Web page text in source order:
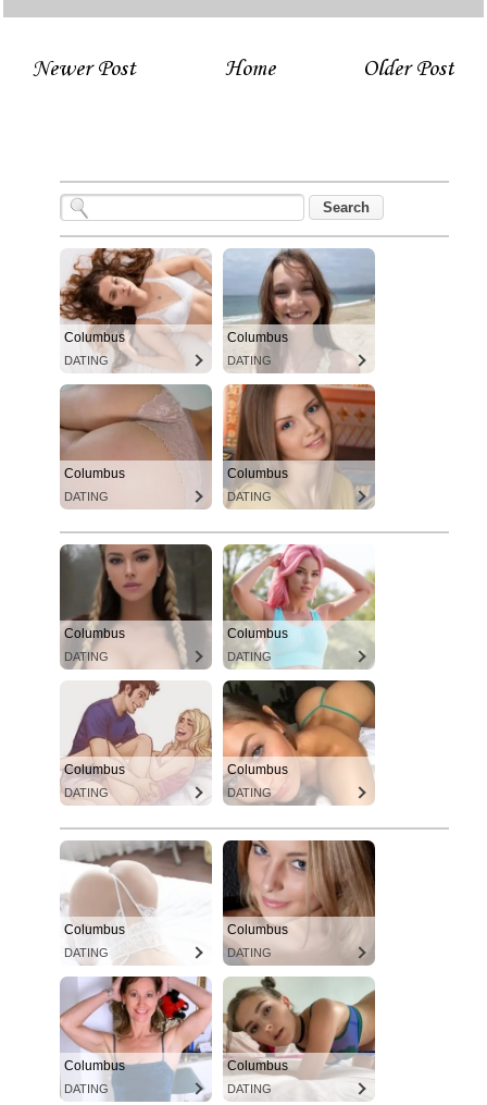
Newer Post Older Post
Home
Columbus
DATING
Columbus
DATING
Columbus
DATING
Columbus
DATING
Columbus
DATING
Columbus
DATING
Columbus
DATING
Columbus
DATING
Columbus
DATING
Columbus
DATING
Columbus
DATING
Columbus
DATING